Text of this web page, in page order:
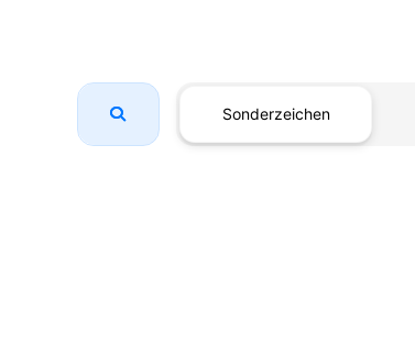
Sonderzeichen